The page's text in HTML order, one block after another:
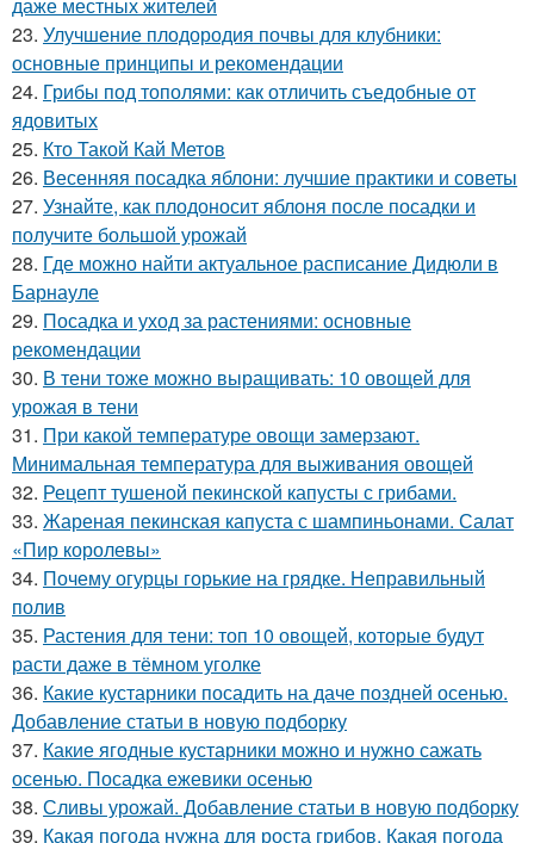
23. Улучшение плодородия почвы для клубники:
основные принципы и рекомендации
24. Грибы под тополями: как отличить съедобные от
ядовитых
25. Кто Такой Кай Метов
26. Весенняя посадка яблони: лучшие практики и советы
27. Узнайте, как плодоносит яблоня после посадки и
получите большой урожай
28. Где можно найти актуальное расписание Дидюли в
Барнауле
29. Посадка и уход за растениями: основные
рекомендации
30. В тени тоже можно выращивать: 10 овощей для
урожая в тени
31. При какой температуре овощи замерзают.
Минимальная температура для выживания овощей
32. Рецепт тушеной пекинской капусты с грибами.
33. Жареная пекинская капуста с шампиньонами. Салат
«Пир королевы»
34. Почему огурцы горькие на грядке. Неправильный
полив
35. Растения для тени: топ 10 овощей, которые будут
расти даже в тёмном уголке
36. Какие кустарники посадить на даче поздней осенью.
Добавление статьи в новую подборку
37. Какие ягодные кустарники можно и нужно сажать
осенью. Посадка ежевики осенью
38. Сливы урожай. Добавление статьи в новую подборку
39. Какая погода нужна для роста грибов. Какая погода